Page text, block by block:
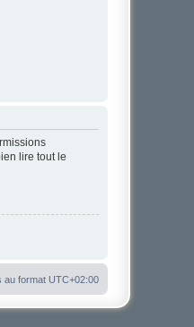
lire tout le
au format UTC+02:00